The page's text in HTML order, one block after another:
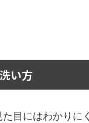
い方
た目にはわかりに